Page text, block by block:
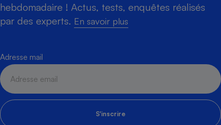
hebdomadaire ! Actus, tests, enquêtes réalisés
par des experts. En savoir plus
Adresse mail
S'inscrire